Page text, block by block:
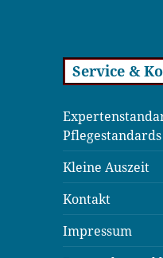
Service &
Kleine Auszeit
Kontakt
Impressum